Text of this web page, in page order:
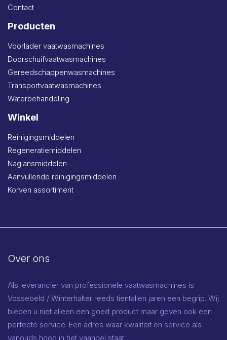
Contact
Producten
Voorlader vaatwasmachines
Doorschuifvaatwasmachines
Gereedschappenwasmachines
Transportvaatwasmachines
Waterbehandeling
Winkel
Reinigingsmiddelen
Regeneratiemiddelen
Naglansmiddelen
Aanvullende reinigingsmiddelen
Korven assortiment
Over ons
Als leverancier van professionele vaatwasmachines is
Vossebeld / Winterhalter reeds tientallen jaren een begrip. Wij
bieden u niet alleen een goed product maar geven ook een
perfecte service. Een adres waar kwaliteit en service als
vanouds hoog in het vaandel staat.